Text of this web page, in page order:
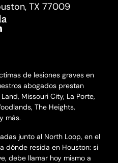
TX 77009
de lesiones graves en
abogados prestan
Missouri City, La Porte,
The Heights,
más.
junto al North Loop, en el
dónde resida en Houston: si
debe llamar hoy mismo a